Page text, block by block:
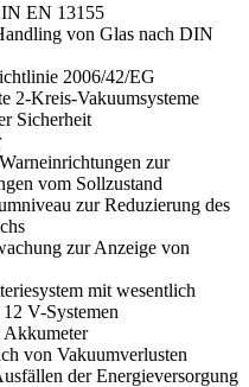
EN 13155
von Glas nach DIN
2006/42/EG
2-Kreis-Vakuumsysteme
Sicherheit
zur
vom Sollzustand
zur Reduzierung des
zur Anzeige von
mit wesentlich
V-Systemen
Akkumeter
von Vakuumverlusten
der Energieversorgung